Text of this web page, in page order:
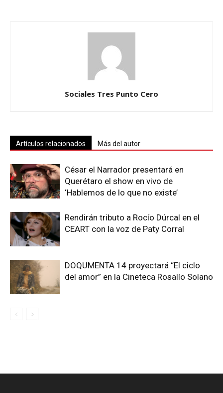
Sociales Tres Punto Cero
Artículos relacionados Más del autor
César el Narrador presentará en
Querétaro el show en vivo de
‘Hablemos de lo que no existe’
Rendirán tributo a Rocío Dúrcal en el
CEART con la voz de Paty Corral
DOQUMENTA 14 proyectará “El ciclo
del amor” en la Cineteca Rosalío Solano